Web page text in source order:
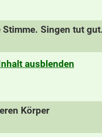
Stimme. Singen tut
ausblenden
Körper